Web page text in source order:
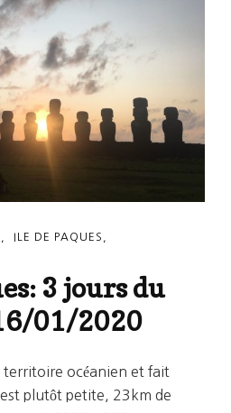
ILE DE PAQUES
3 jours du
01/2020
territoire océanien et fait
plutôt petite, 23km de